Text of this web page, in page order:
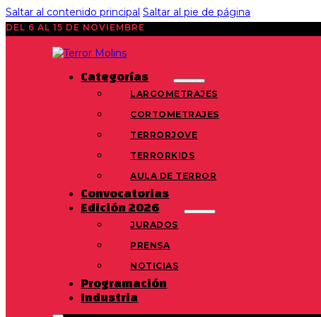
Saltar al contenido principal Saltar al pie de página
DEL 6 AL 15 DE NOVIEMBRE
Categorías
LARGOMETRAJES
CORTOMETRAJES
TERRORJOVE
TERRORKIDS
AULA DE TERROR
Convocatorias
Edición 2026
JURADOS
PRENSA
NOTICIAS
Programación
Industria